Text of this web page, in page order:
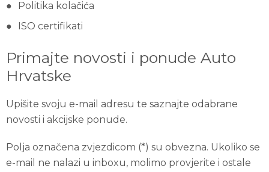
Politika kolačića
ISO certifikati
Primajte novosti i ponude Auto
Hrvatske
Upišite svoju e-mail adresu te saznajte odabrane
novosti i akcijske ponude.
Polja označena zvjezdicom (*) su obvezna. Ukoliko se
e-mail ne nalazi u inboxu, molimo provjerite i ostale